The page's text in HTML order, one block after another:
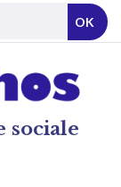
sociale
OK